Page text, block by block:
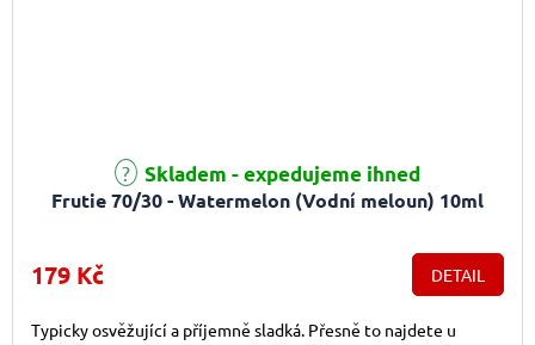
Frutie 70/30 - Watermelon (Vodní meloun) 10ml
Skladem - expedujeme ihned
179 Kč DETAIL
Typicky osvěžující a příjemně sladká. Přesně to najdete u